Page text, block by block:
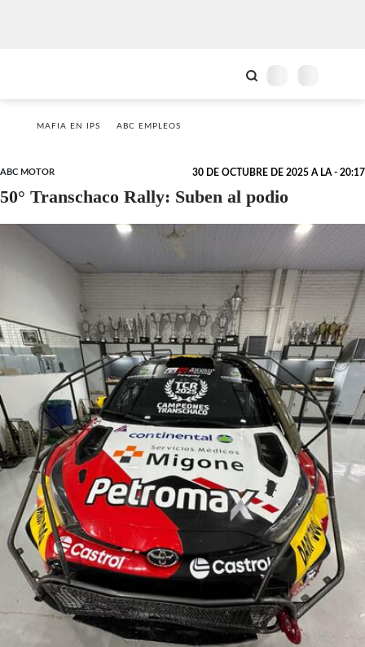
MAFIA EN IPS ABC EMPLEOS
ABC MOTOR 30 DE OCTUBRE DE 2025 A LA - 20:17
50° Transchaco Rally: Suben al podio